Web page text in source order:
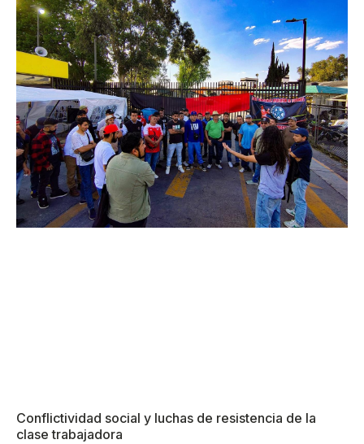
Conflictividad social y luchas de resistencia de la
clase trabajadora